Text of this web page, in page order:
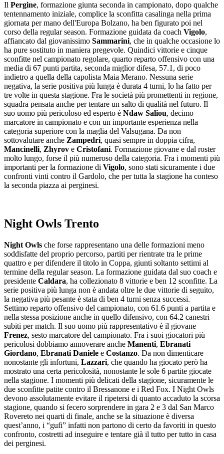
Il Pergine, formazione giunta seconda in campionato, dopo qualche
tentennamento iniziale, complice la sconfitta casalinga nella prima
giornata per mano dell'Europa Bolzano, ha ben figurato poi nel
corso della regular season. Formazione guidata da coach Vigolo,
affiancato dal giovanissimo Sammarini, che in qualche occasione lo
ha pure sostituto in maniera pregevole. Quindici vittorie e cinque
sconfitte nel campionato regolare, quarto reparto offensivo con una
media di 67 punti partita, seconda miglior difesa, 57.1, di poco
indietro a quella della capolista Maia Merano. Nessuna serie
negativa, la serie positiva più lunga è durata 4 turni, lo ha fatto per
tre volte in questa stagione. Fra le società più promettenti in regione,
squadra pensata anche per tentare un salto di qualità nel futuro. Il
suo uomo più pericoloso ed esperto è Ndaw Saliou, decimo
marcatore in campionato e con un importante esperienza nella
categoria superiore con la maglia del Valsugana. Da non
sottovalutare anche Zampedri, quasi sempre in doppia cifra,
Mancinelli, Zhyrov e Cristofani. Formazione giovane e dal roster
molto lungo, forse il più numeroso della categoria. Fra i momenti più
importanti per la formazione di Vigolo, sono stati sicuramente i due
confronti vinti contro il Gardolo, che per tutta la stagione ha conteso
la seconda piazza ai perginesi.
Night Owls Trento
Night Owls che forse rappresentano una delle formazioni meno
soddisfatte del proprio percorso, partiti per rientrate tra le prime
quattro e per difendere il titolo in Coppa, giunti soltanto settimi al
termine della regular season. La formazione guidata dal suo coach e
presidente Caldara, ha collezionato 8 vittorie e ben 12 sconfitte. La
serie positiva più lunga non è andata oltre le due vittorie di seguito,
la negativa più pesante è stata di ben 4 turni senza successi.
Settimo reparto offensivo del campionato, con 61.6 punti a partita e
nella stessa posizione anche in quello difensivo, con 64.2 canestri
subiti per match. Il suo uomo più rappresentativo è il giovane
Frenez, sesto marcatore del campionato. Fra i suoi giocatori più
pericolosi dobbiamo annoverare anche Manenti, Ebranati
Giordano, Ebranati Daniele e Costanzo. Da non dimenticare
nonostante gli infortuni, Lazzari, che quando ha giocato però ha
mostrato una certa pericolosità, nonostante le sole 6 partite giocate
nella stagione. I momenti più delicati della stagione, sicuramente le
due sconfitte patite contro il Bressanone e i Red Fox. I Night Owls
devono assolutamente evitare il ripetersi di quanto accaduto la scorsa
stagione, quando si fecero sorprendere in gara 2 e 3 dal San Marco
Rovereto nei quarti di finale, anche se la situazione è diversa
quest’anno, i “gufi” infatti non partono di certo da favoriti in questo
confronto, costretti ad inseguire e tentare già il tutto per tutto in casa
dei perginesi.